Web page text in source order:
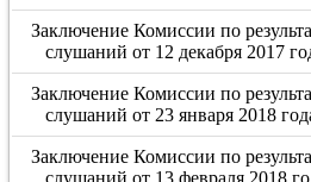
Заключение Комиссии по
слушаний от 12 декабря 2017
Заключение Комиссии по
слушаний от 23 января 2018
Заключение Комиссии по
слушаний от 13 февраля 2018